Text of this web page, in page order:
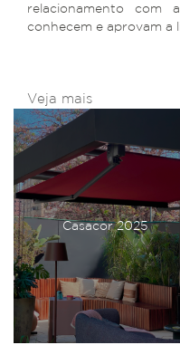
relacionamento com
conhecem e aprovam a
Veja mais
Casacor 2025